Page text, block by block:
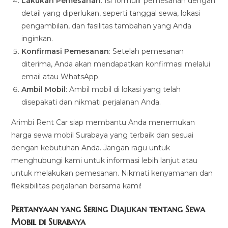
detail yang diperlukan, seperti tanggal sewa, lokasi
pengambilan, dan fasilitas tambahan yang Anda
inginkan.
Konfirmasi Pemesanan: Setelah pemesanan
diterima, Anda akan mendapatkan konfirmasi melalui
email atau WhatsApp.
Ambil Mobil: Ambil mobil di lokasi yang telah
disepakati dan nikmati perjalanan Anda.
Arimbi Rent Car siap membantu Anda menemukan
harga sewa mobil Surabaya yang terbaik dan sesuai
dengan kebutuhan Anda. Jangan ragu untuk
menghubungi kami untuk informasi lebih lanjut atau
untuk melakukan pemesanan. Nikmati kenyamanan dan
fleksibilitas perjalanan bersama kami!
Pertanyaan yang Sering Diajukan tentang Sewa
Mobil di Surabaya